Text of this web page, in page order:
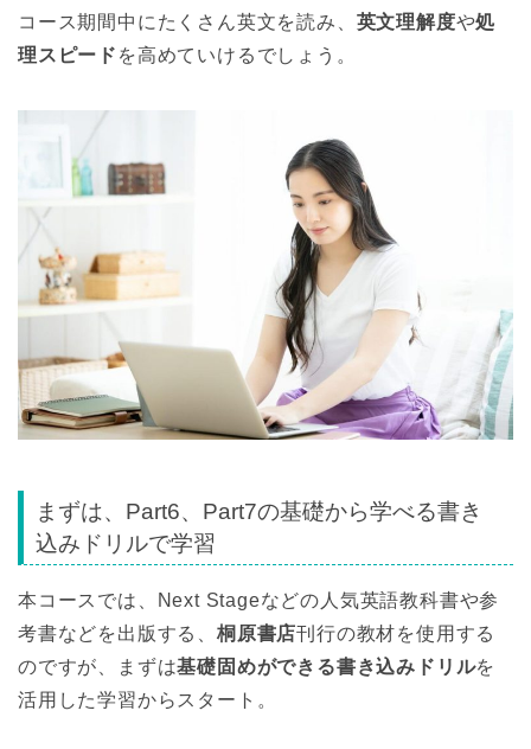
コース期間中にたくさん英文を読み、 英文理解度や処
理スピード を高めていけるでしょう。
まずは、Part6、Part7の基礎から学べる書き
込みドリルで学習
本コースでは、Next Stageなどの人気英語教科書や参
考書などを出版する、 桐原書店刊行の教材を使用する
のですが、まずは基礎固めができる書き込みドリルを
活用した学習からスタート。